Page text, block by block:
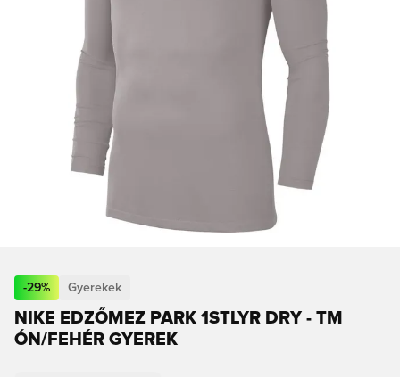
-29% Gyerekek
NIKE EDZŐMEZ PARK 1STLYR DRY - TM
ÓN/FEHÉR GYEREK